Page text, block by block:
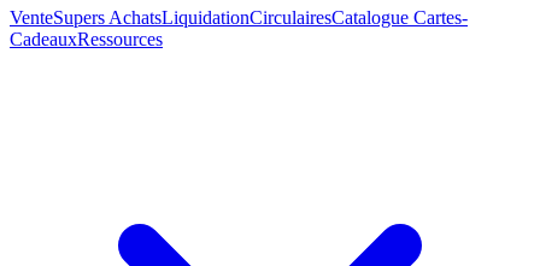
VenteSupers AchatsLiquidationCirculairesCatalogue Cartes-
CadeauxRessources